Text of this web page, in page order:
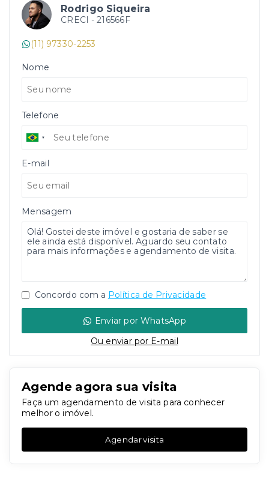
Rodrigo Siqueira
CRECI - 216566F
(11) 97330-2253
Nome
Telefone
E-mail
Mensagem
Concordo com a Política de Privacidade
Enviar por WhatsApp
Ou enviar por E-mail
Agende agora sua visita
Faça um agendamento de visita para conhecer
melhor o imóvel.
Agendar visita